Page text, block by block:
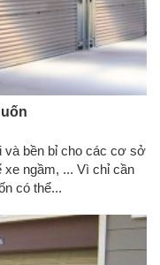
và bền bỉ cho các cơ sở
xe ngầm, ... Vì chỉ cần
có thể...